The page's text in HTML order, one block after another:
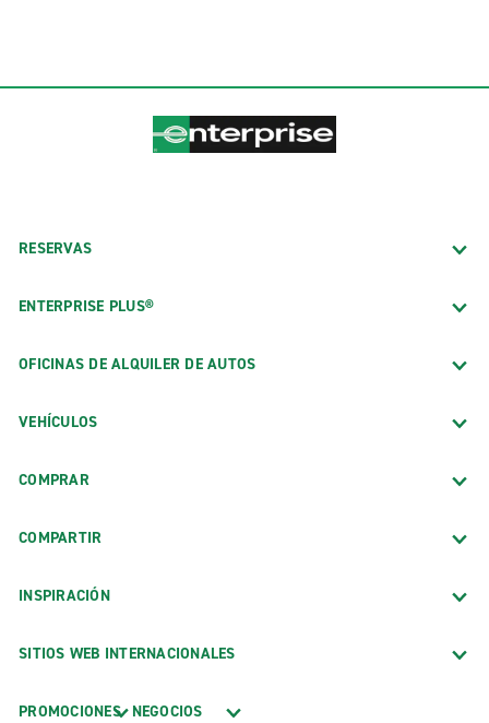
RESERVAS
ENTERPRISE PLUS®
OFICINAS DE ALQUILER DE AUTOS
VEHÍCULOS
COMPRAR
COMPARTIR
INSPIRACIÓN
SITIOS WEB INTERNACIONALES
PROMOCIONES NEGOCIOS